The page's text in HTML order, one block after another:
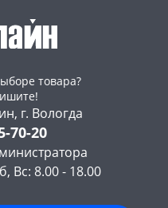
товара?
г. Вологда
70-20
Вс: 8.00 - 18.00